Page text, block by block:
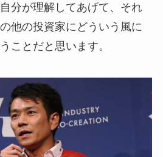
分が理解してあげて、それ
他の投資家にどういう風に
ことだと思います。